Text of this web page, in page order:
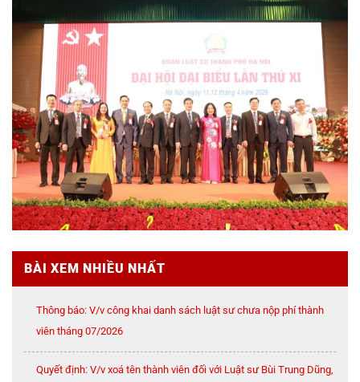
BÀI XEM NHIỀU NHẤT
Thông báo: V/v công khai danh sách luật sư chưa nộp phí thành
viên tháng 07/2026
Quyết định: V/v xoá tên thành viên đối với Luật sư Bùi Trung Dũng,